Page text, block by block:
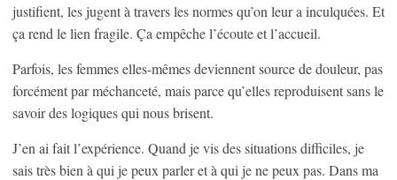
justifient, les jugent à travers les normes qu’on leur a inculquées. Et
ça rend le lien fragile. Ça empêche l’écoute et l’accueil.
Parfois, les femmes elles-mêmes deviennent source de douleur, pas
forcément par méchanceté, mais parce qu’elles reproduisent sans le
savoir des logiques qui nous brisent.
J’en ai fait l’expérience. Quand je vis des situations difficiles, je
sais très bien à qui je peux parler et à qui je ne peux pas. Dans ma